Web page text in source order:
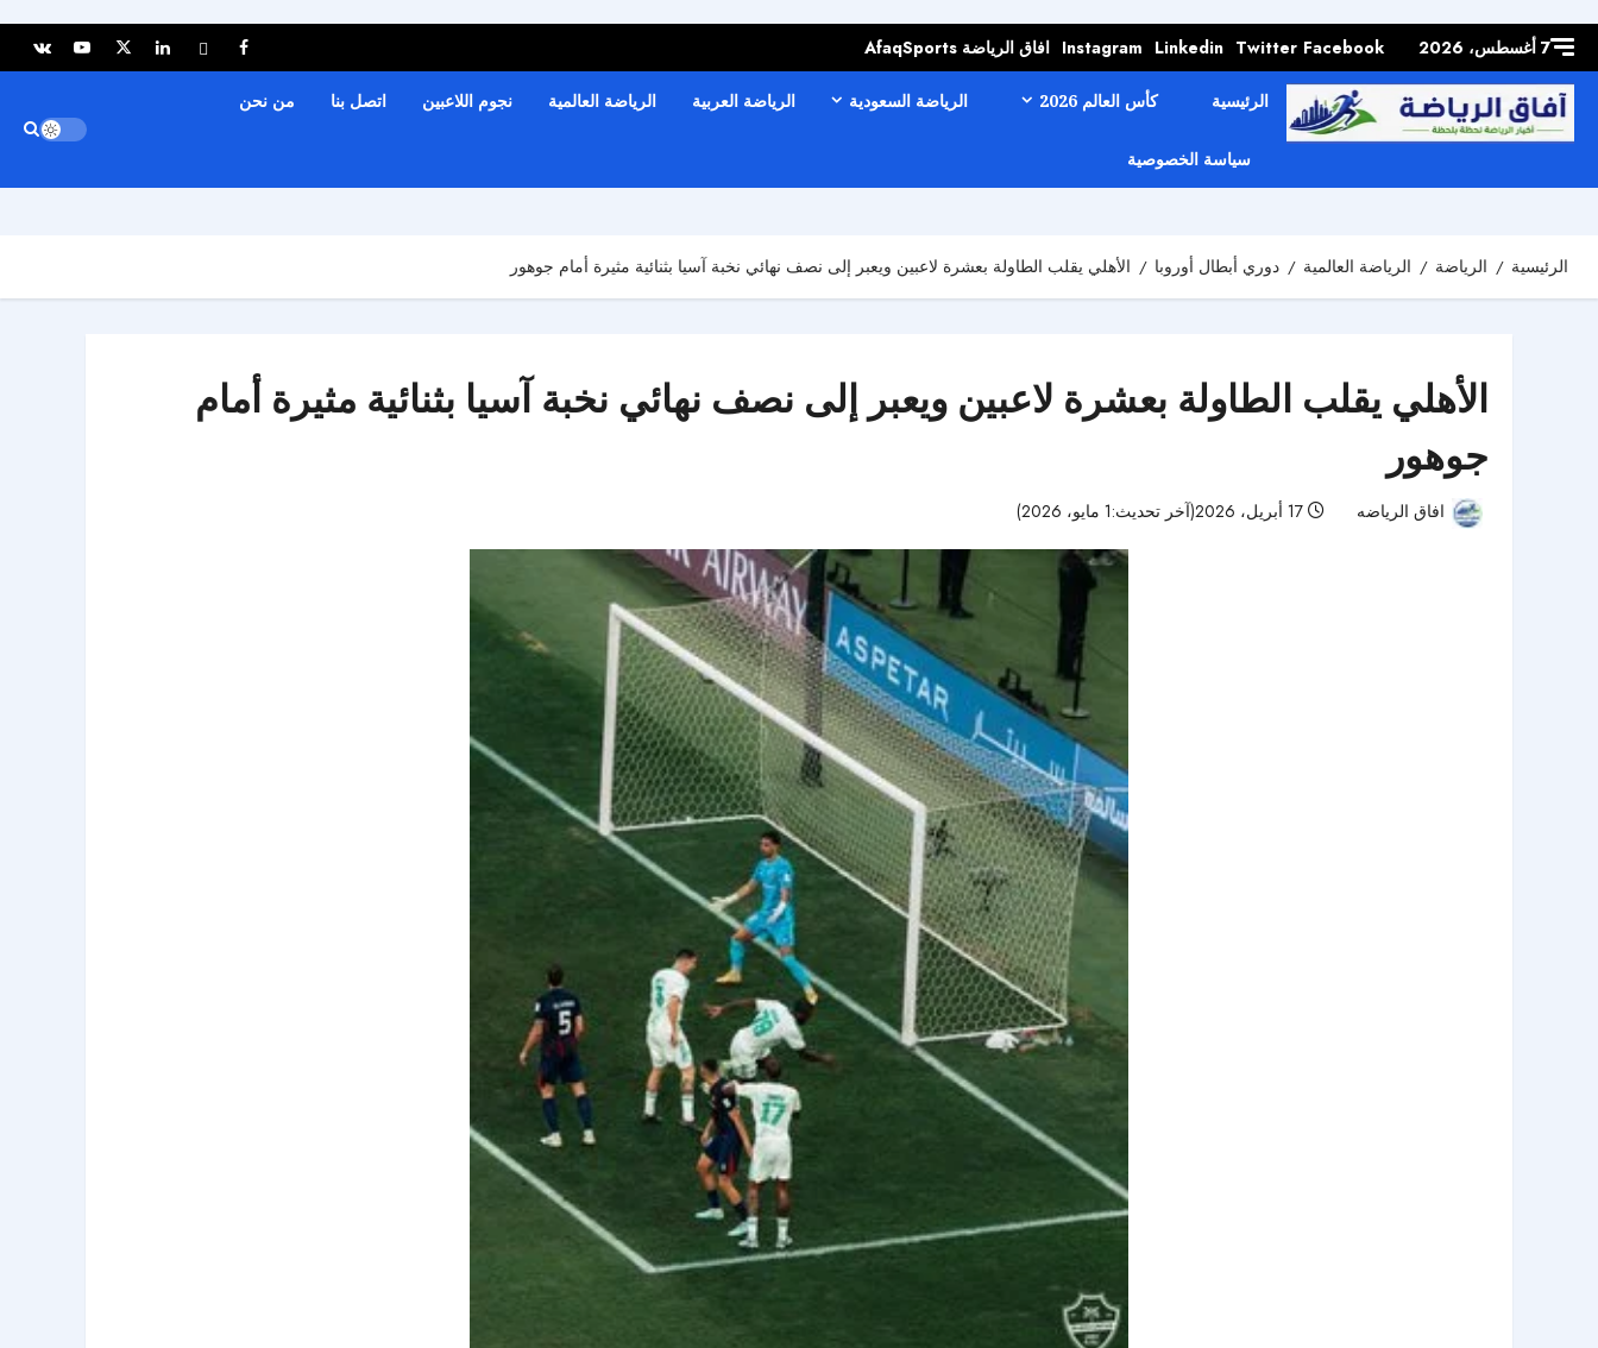
content7 أغسطس، 2026 Facebook
Twitter
Linkedin
Instagram افاق الرياضة AfaqSports
الرئيسية كأس العالم 2026 الرياضة السعودية الرياضة العربية الرياضة العالمية نجوم اللاعبين اتصل بنا من نحن
سياسة الخصوصية
الرئيسية الرياضة الرياضة العالمية دوري أبطال أوروبا الأهلي يقلب الطاولة بعشرة لاعبين ويعبر إلى نصف نهائي نخبة آسيا بثنائية مثيرة أمام جوهور
الأهلي يقلب الطاولة بعشرة لاعبين ويعبر إلى نصف نهائي نخبة آسيا بثنائية مثيرة أمام
جوهور
افاق الرياضه